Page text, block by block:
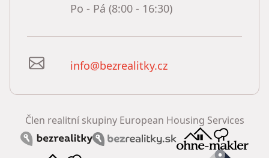
Po - Pá (8:00 - 16:30)
info@bezrealitky.cz
Člen realitní skupiny European Housing Services